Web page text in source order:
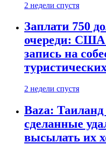
2 недели спустя
Заплати 750
очереди: США
запись на
2 недели спустя
Baza: Таиланд
сделанные
высылать их